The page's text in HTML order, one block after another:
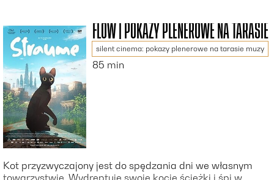
FLOW | POKAZY PLENEROWE NA TARASIE
silent cinema: pokazy plenerowe na tarasie muzy
85 min
Kot przyzwyczajony jest do spędzania dni we własnym